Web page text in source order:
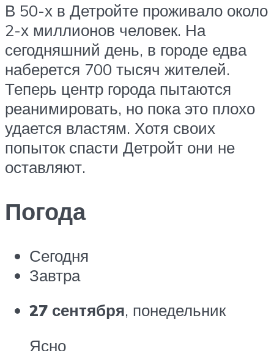
В 50-х в Детройте проживало около
2-х миллионов человек. На
сегодняшний день, в городе едва
наберется 700 тысяч жителей.
Теперь центр города пытаются
реанимировать, но пока это плохо
удается властям. Хотя своих
попыток спасти Детройт они не
оставляют.
Погода
Сегодня
Завтра
27 сентября, понедельник
Ясно